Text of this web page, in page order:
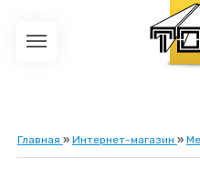
Главная » Интернет-магазин »